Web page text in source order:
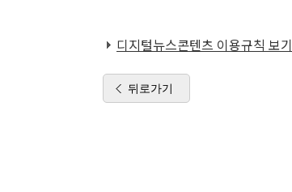
디지털뉴스콘텐츠 이용규칙 보기
뒤로가기